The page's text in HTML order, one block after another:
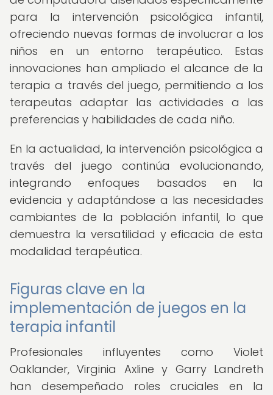
para la intervención psicológica infantil,
ofreciendo nuevas formas de involucrar a los
niños en un entorno terapéutico. Estas
innovaciones han ampliado el alcance de la
terapia a través del juego, permitiendo a los
terapeutas adaptar las actividades a las
preferencias y habilidades de cada niño.
En la actualidad, la intervención psicológica a
través del juego continúa evolucionando,
integrando enfoques basados en la
evidencia y adaptándose a las necesidades
cambiantes de la población infantil, lo que
demuestra la versatilidad y eficacia de esta
modalidad terapéutica.
Figuras clave en la
implementación de juegos en la
terapia infantil
Profesionales influyentes como Violet
Oaklander, Virginia Axline y Garry Landreth
han desempeñado roles cruciales en la